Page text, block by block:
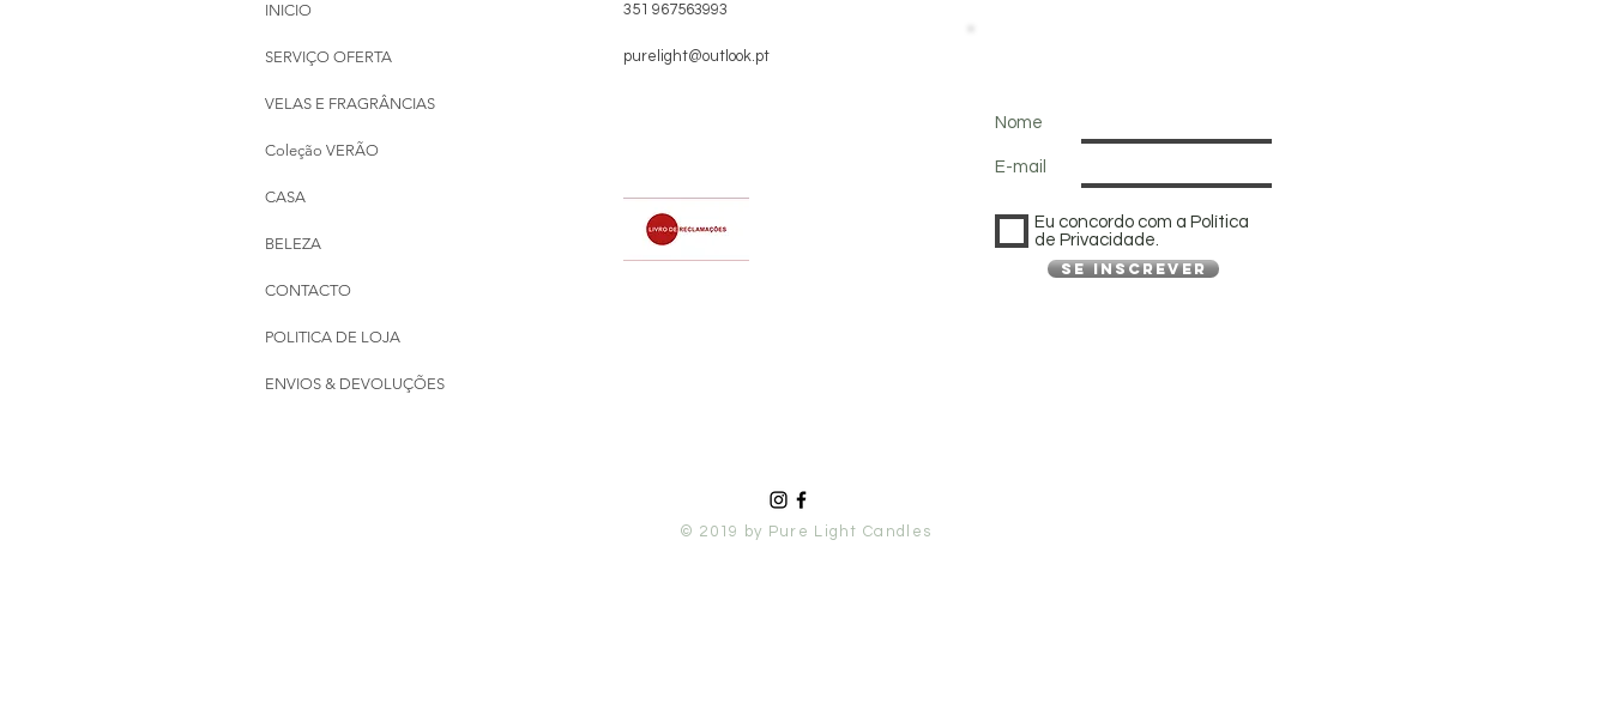
INICIO
SERVIÇO OFERTA
VELAS E FRAGRÂNCIAS
Coleção VERÃO
CASA
BELEZA
CONTACTO
POLITICA DE LOJA
ENVIOS & DEVOLUÇÕES
351 967563993
purelight@outlook.pt
Nome
E-mail
Eu concordo com a Política
de Privacidade.
Se inscrever
© 2019 by Pure Light Candles